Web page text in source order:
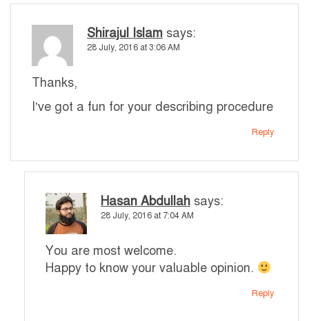
Shirajul Islam says:
28 July, 2016 at 3:06 AM
Thanks,
I’ve got a fun for your describing procedure
Reply
Hasan Abdullah says:
28 July, 2016 at 7:04 AM
You are most welcome.
Happy to know your valuable opinion.
Reply